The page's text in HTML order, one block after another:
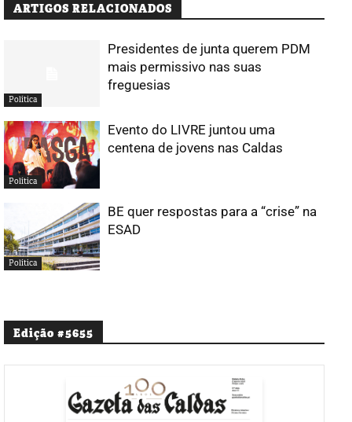
ARTIGOS RELACIONADOS
Política
Presidentes de junta querem PDM
mais permissivo nas suas
freguesias
Política
Evento do LIVRE juntou uma
centena de jovens nas Caldas
Política
BE quer respostas para a “crise” na
ESAD
Edição #5655